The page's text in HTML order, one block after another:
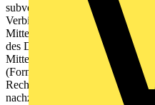
subventionserheblich im Sinne
Verbindung mit § 2 des
Mittelverwendung Innerhalb
des Darlehens ist der
Mittel durch Vorlage des
(Formularnummer 600 000
Rechnungen der
nachzuweisen. Die Rechnungen